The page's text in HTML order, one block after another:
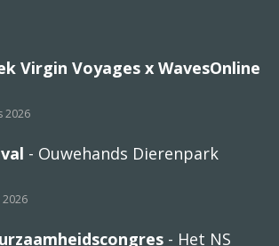
Virgin Voyages x WavesOnline
2026
- Ouwehands Dierenpark
- Het NS